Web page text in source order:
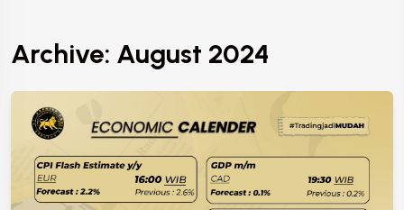
Archive: August 2024